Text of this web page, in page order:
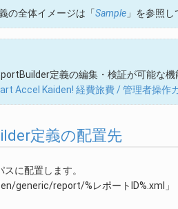
の全体イメージは「Sample 」を参照
定義の編集・検証が可能な
Accel Kaiden! 経費旅費 / 管理者操作
定義の配置先
に配置します。
generic/report/%レポートID%.xml」